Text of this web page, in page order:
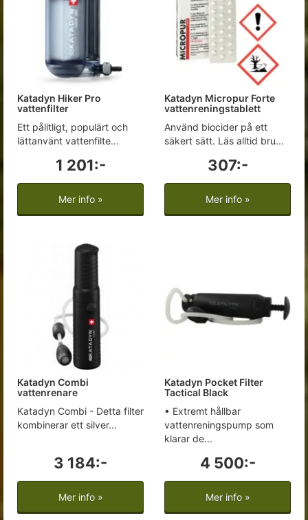
Katadyn Hiker Pro
vattenfilter
Ett pålitligt, populärt och
lättanvänt vattenfilte...
1 201:-
Mer info »
Katadyn Micropur Forte
vattenreningstablett
Använd biocider på ett
säkert sätt. Läs alltid bru...
307:-
Mer info »
Katadyn Combi
vattenrenare
Katadyn Combi - Detta filter
kombinerar ett silver...
3 184:-
Mer info »
Katadyn Pocket Filter
Tactical Black
• Extremt hållbar
vattenreningspump som
klarar de...
4 500:-
Mer info »